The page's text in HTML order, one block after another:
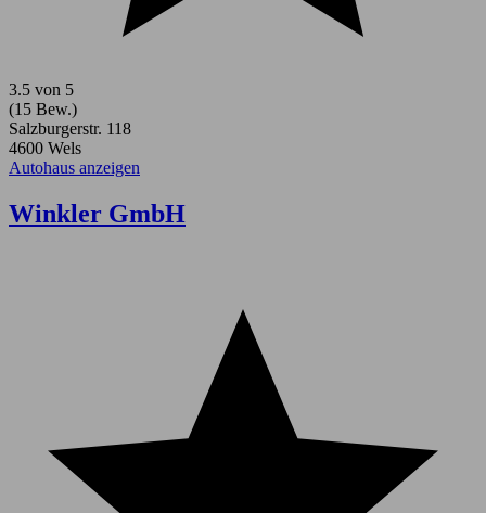
3.5 von 5
(15 Bew.)
Salzburgerstr. 118
4600 Wels
Autohaus anzeigen
Winkler GmbH